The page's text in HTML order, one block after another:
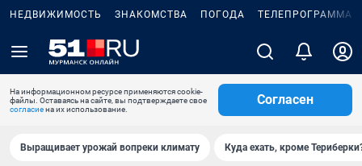
НЕДВИЖИМОСТЬ ЗНАКОМСТВА ПОГОДА ТЕЛЕПРОГРАММА
На информационном ресурсе применяются cookie-
файлы. Оставаясь на сайте, вы подтверждаете свое
согласиена их использование.
Согласен
Выращивает урожай вопреки климату Куда ехать, кроме